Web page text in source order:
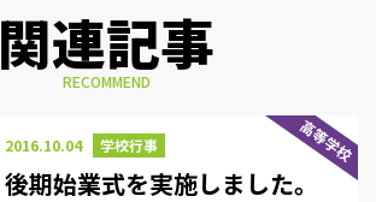
関連記事
RECOMMEND
高等学校
2016.10.04 学校行事
後期始業式を実施しました。